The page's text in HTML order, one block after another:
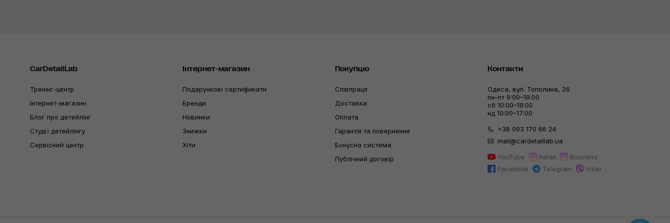
CarDetailLab
Тренінг-центр
Інтернет-магазин
Блог про детейлінг
Студії детейлінгу
Сервісний центр
Інтернет-магазин
Подарункові сертификати
Бренди
Новинки
Знижки
Хіти
Покупцю
Співпраця
Доставка
Оплата
Гарантія та повернення
Бонусна система
Публічний договір
Контакти
Одеса, вул. Тополина, 26
пн–пт 9:00–19:00
сб 10:00–19:00
нд 10:00–17:00
+38 093 170 66 24
mail@cardetaillab.ua
YouTube
Retail
Business
Facebook
Telegram Viber